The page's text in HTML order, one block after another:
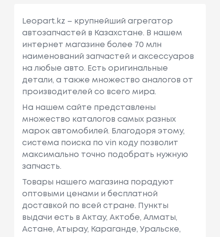
Leopart.kz – крупнейший агрегатор
автозапчастей в Казахстане. В нашем
интернет магазине более 70 млн
наименований запчастей и аксессуаров
на любые авто. Есть оригинальные
детали, а также множество аналогов от
производителей со всего мира.
На нашем сайте представлены
множество каталогов самых разных
марок автомобилей. Благодоря этому,
система поиска по vin коду позволит
максимально точно подобрать нужную
запчасть.
Товары нашего магазина порадуют
оптовыми ценами и бесплатной
доставкой по всей стране. Пункты
выдачи есть в Актау, Актобе, Алматы,
Астане, Атырау, Караганде, Уральске,